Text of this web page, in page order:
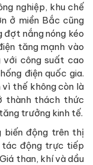
nghiệp, khu chế
ở miền Bắc cũng
đợt nắng nóng kéo
tăng mạnh vào
với công suất cao
điện quốc gia.
vì thế không còn là
thành thách thức
trưởng kinh tế.
biến động trên thị
tác động trực tiếp
than, khí và dầu